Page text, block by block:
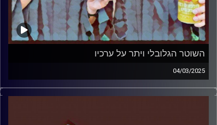
השוטר הגלובלי ויתר על ערכיו
04/03/2025
המערכת הפוליטית על ספת הפסיכולוג, עם פרופסור בועז בן-
דוד ופרופסור גלעד הירשברגר